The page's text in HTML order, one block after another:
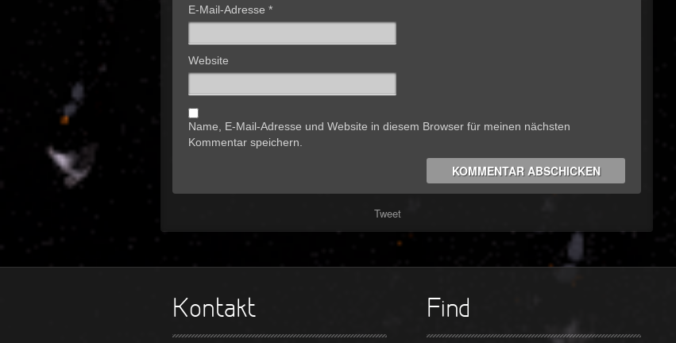
E-Mail-Adresse *
Website
Name, E-Mail-Adresse und Website in diesem Browser für meinen nächsten
Kommentar speichern.
Tweet
Kontakt Find